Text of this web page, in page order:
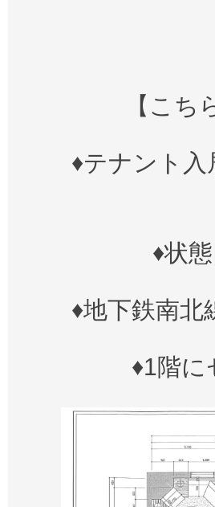
【こ
♦テナント
♦状
♦地下鉄南北
♦1階に